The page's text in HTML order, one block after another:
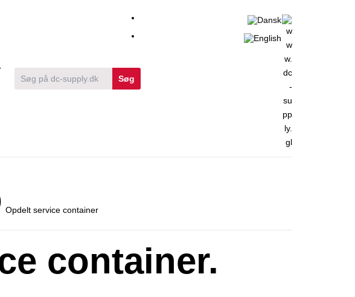
Opdelt service container
container.